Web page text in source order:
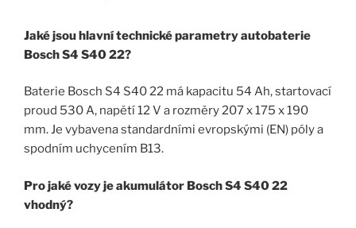
Jaké jsou hlavní technické parametry autobaterie
Bosch S4 S40 22?
Baterie Bosch S4 S40 22 má kapacitu 54 Ah, startovací
proud 530 A, napětí 12 V a rozměry 207 x 175 x 190
mm. Je vybavena standardními evropskými (EN) póly a
spodním uchycením B13.
Pro jaké vozy je akumulátor Bosch S4 S40 22
vhodný?